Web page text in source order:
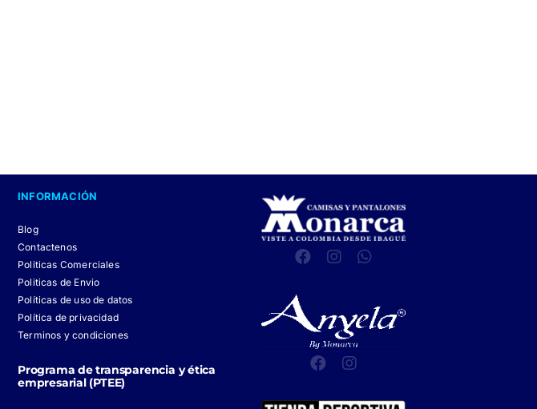
INFORMACIÓN
Blog
Contactenos
Politicas Comerciales
Politicas de Envio
Políticas de uso de datos
Política de privacidad
Terminos y condiciones
Programa de transparencia y ética
empresarial (PTEE)